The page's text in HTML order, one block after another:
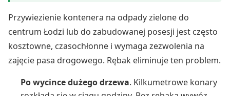
Przywiezienie kontenera na odpady zielone do
centrum Łodzi lub do zabudowanej posesji jest często
kosztowne, czasochłonne i wymaga zezwolenia na
zajęcie pasa drogowego. Rębak eliminuje ten problem.
Po wycince dużego drzewa. Kilkumetrowe konary